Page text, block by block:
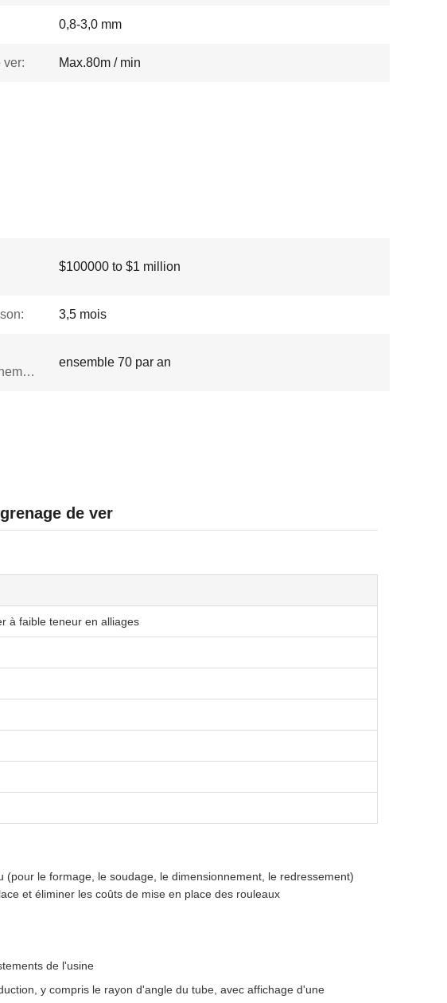
0,8-3,0 mm
ver: Max.80m / min
$100000 to $1 million
3,5 mois
d'approvisionnement:
ensemble 70 par an
de ver
à faible teneur en alliages
le formage, le soudage, le dimensionnement, le redressement)
et éliminer les coûts de mise en place des rouleaux
de l'usine
y compris le rayon d'angle du tube, avec affichage d'une